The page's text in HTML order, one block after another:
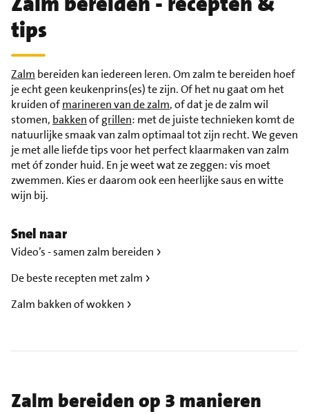
tips
Zalm bereiden kan iedereen leren. Om zalm te bereiden hoef
je echt geen keukenprins(es) te zijn. Of het nu gaat om het
kruiden ofmarineren van de zalm, of dat je de zalm wil
stomen, bakkenofgrillen: met de juiste technieken komt de
natuurlijke smaak van zalm optimaal tot zijn recht. We geven
je met alle liefde tips voor het perfect klaarmaken van zalm
met óf zonder huid. En je weet wat ze zeggen: vis moet
zwemmen. Kies er daarom ook een heerlijke saus en witte
wijn bij.
Snel naar
Video’s - samen zalm bereiden
De beste recepten met zalm
Zalm bakken of wokken
Zalm bereiden op 3 manieren